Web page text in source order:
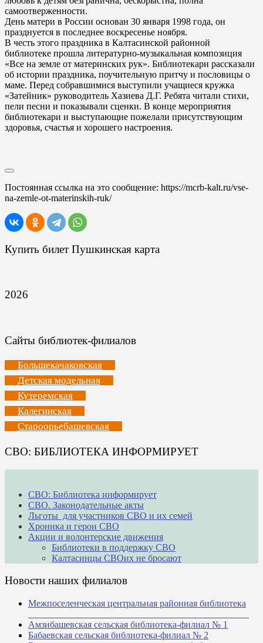
самоотверженности.
День матери в России основан 30 января 1998 года, он
празднуется в последнее воскресенье ноября.
В честь этого праздника в Калтасинской районной
библиотеке прошла литературно-музыкальная композиция
«Все на земле от материнских рук». Библиотекари рассказали
об истории праздника, поучительную притчу и пословицы о
маме. Перед собравшимися выступили учащиеся кружка
«Затейник» руководитель Хазиева Д.Г. Ребята читали стихи,
пели песни и показывали сценки. В конце мероприятия
библиотекари и выступающие пожелали присутствующим
здоровья, счастья и хорошего настроения.
Постоянная ссылка на это сообщение: https://mcrb-kalt.ru/vse-
na-zemle-ot-materinskih-ruk/
Купить билет Пушкинская карта
2026
Сайты библиотек-филиалов
Большекачаковская
Детская модельная
Кутеремская
Калегинская
Староорьебашевская
СВО: БИБЛИОТЕКА ИНФОРМИРУЕТ
СВО: Библиотека информирует
СВО. Законодательные акты
Льготы для участников СВО и их семей
Хроника и герои СВО
Акции и волонтерские движения
Библиотеки в поддержку СВО
Калтасинцы СВОих не бросают
Новости наших филиалов
Межпоселенческая центральная районная библиотека
Амзибашевская сельская библиотека-филиал № 1
Бабаевская сельская библиотека-филиал № 2